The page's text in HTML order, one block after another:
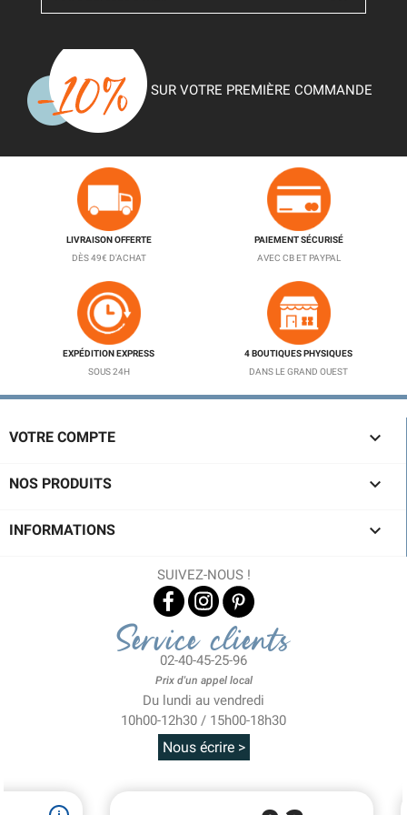
SUR VOTRE PREMIÈRE COMMANDE
LIVRAISON OFFERTE
DÈS 49€ D'ACHAT
PAIEMENT SÉCURISÉ
AVEC CB ET PAYPAL
EXPÉDITION EXPRESS
SOUS 24H
4 BOUTIQUES PHYSIQUES
DANS LE GRAND OUEST
VOTRE COMPTE 
NOS PRODUITS 
INFORMATIONS 
SUIVEZ-NOUS !
Service clients
02-40-45-25-96
Prix d'un appel local
Du lundi au vendredi
10h00-12h30 / 15h00-18h30
Nous écrire >